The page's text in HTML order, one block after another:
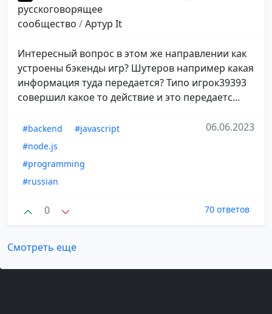
русскоговорящее
сообщество /Aртур It
Интересный вопрос в этом же направлении как
устроены бэкенды игр? Шутеров например какая
информация туда передается? Типо игрок39393
совершил какое то действие и это передаетс...
#backend
#javascript
#node.js
#programming
#russian
06.06.2023
0 70 ответов
Смотреть еще